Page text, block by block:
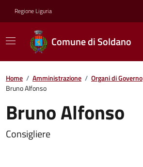
Regione Liguria
Comune di Soldano
Home / Amministrazione / Organi di Governo
Bruno Alfonso
Bruno Alfonso
Consigliere